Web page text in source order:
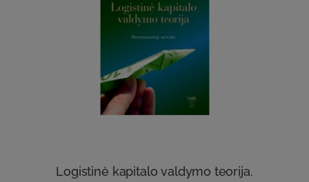
Logistinė kapitalo valdymo teorija.